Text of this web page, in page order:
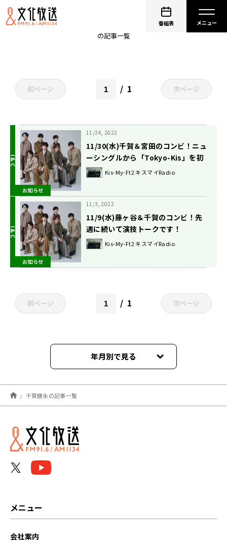
番組表
の記事一覧
前ページ 1 次ページ
お知らせ
11/24, 2022
11/30(水)千賀＆宮田のコンビ！ニュ
ーシングルから「Tokyo-Kis」を初
オンエア！Kis-My-Ft2 キスマイRadio
お知らせ
11/3, 2022
11/9(水)藤ヶ谷＆千賀のコンビ！先
週に続いて演技トークです！
Kis-My-Ft2 キスマイRadio
前ページ 1 次ページ
年月別で見る
2026年08月
2026年07月
2026年06月
千賀健永の記事一覧
メニュー
会社案内